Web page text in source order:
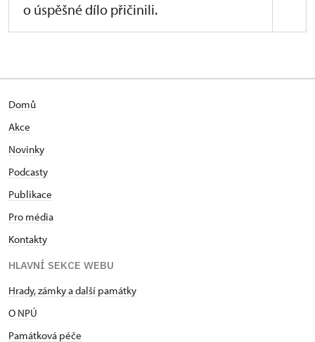
o úspěšné dílo přičinili.
Domů
Akce
Novinky
Podcasty
Publikace
Pro média
Kontakty
HLAVNÍ SEKCE WEBU
Hrady, zámky a další památky
O NPÚ
Památková péče